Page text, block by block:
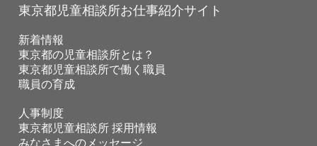
東京都児童相談所お仕事紹介サイト
新着情報
東京都の児童相談所とは？
東京都児童相談所で働く職員
職員の育成
人事制度
東京都児童相談所 採用情報
みなさまへのメッセージ